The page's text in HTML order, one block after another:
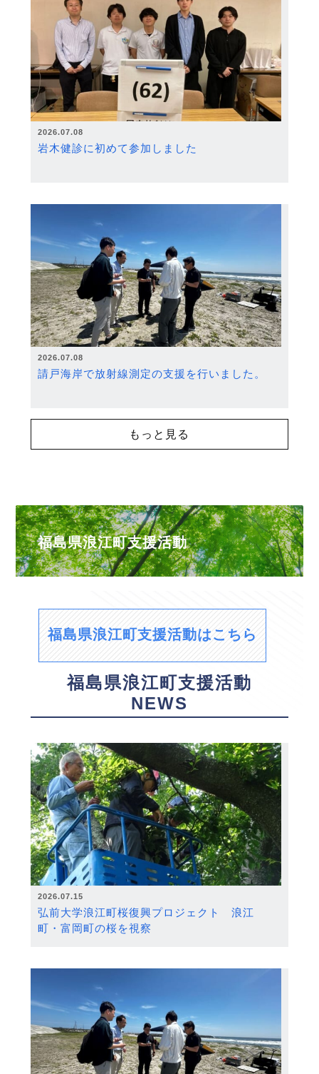
2026.07.08
岩木健診に初めて参加しました
2026.07.08
請戸海岸で放射線測定の支援を行いました。
もっと見る
福島県浪江町支援活動
福島県浪江町支援活動はこちら
福島県浪江町支援活動
NEWS
2026.07.15
弘前大学浪江町桜復興プロジェクト 浪江
町・富岡町の桜を視察